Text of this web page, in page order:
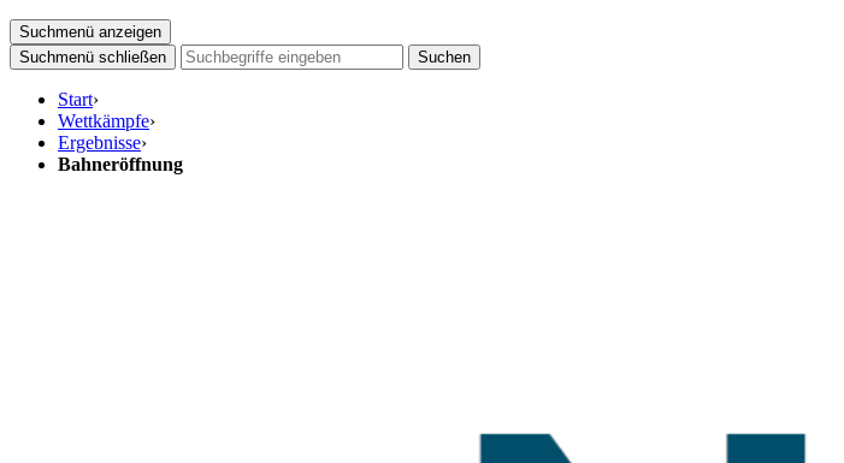
Suchmenü anzeigen
Suchmenü schließen
Suchen
Start›
Wettkämpfe›
Ergebnisse›
Bahneröffnung